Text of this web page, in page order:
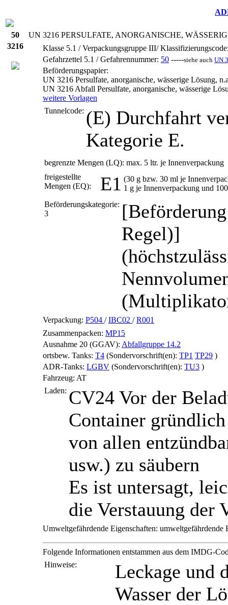
50
3216
UN 3216 PERSULFATE, ANORGANISCHE,
Klasse 5.1 / Verpackungsgruppe III/
Gefahrzettel 5.1 / Gefahrennummer: 50 -----siehe auch UN
Beförderungspapier:
UN 3216 Persulfate, anorganische, wässerige Lösung,
UN 3216 Abfall Persulfate, anorganische, wässerige
weitere Vorlagen
Tunnelcode: (E) Durchfahrt
Kategorie E.
begrenzte Mengen (LQ): max. 5 ltr. je Innenverpackung
freigestellte
Mengen (EQ):
E1 (30 g bzw. 30 ml je
1 g je Innenverpackung und
Beförderungskategorie:
3
Regel)]
Verpackung: P504 /IBC02 /R001
Zusammenpacken: MP15
Ausnahme 20 (GGAV): Abfallgruppe 14.2
ortsbew. Tanks: T4 (Sondervorschrift(en): TP1 TP29 )
ADR-Tanks: LGBV (Sondervorschrift(en): TU3 )
Fahrzeug: AT
Laden: CV24 Vor der
Container
von allen
usw.) zu säubern
Es ist untersagt,
die Verstauung der
Umweltgefährdende Eigenschaften: umweltgefährdende
Folgende Informationen entstammen aus dem IMDG-
Hinweise:
Leckage und
Wasser der